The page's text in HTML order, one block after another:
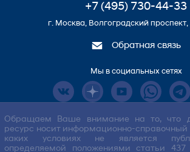
+7 (495) 730-44-33
г. Москва, Волгоградский проспект,
Обратная связь
Мы в социальных сетях
Обращаем Ваше внимание на то, что
ресурс носит информационно-справочный
каких условиях не является
определяемой положениями статьи 437